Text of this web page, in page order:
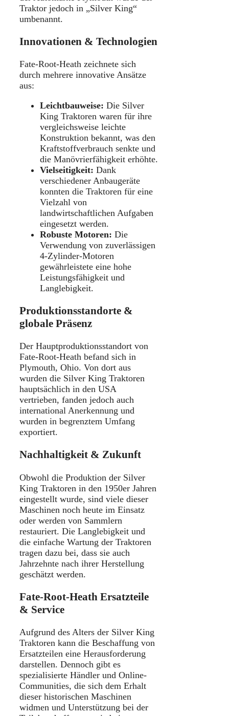
Traktor jedoch in „Silver King“
umbenannt.
Innovationen & Technologien
Fate-Root-Heath zeichnete sich
durch mehrere innovative Ansätze
aus:
Leichtbauweise: Die Silver
King Traktoren waren für ihre
vergleichsweise leichte
Konstruktion bekannt, was den
Kraftstoffverbrauch senkte und
die Manövrierfähigkeit erhöhte.
Vielseitigkeit: Dank
verschiedener Anbaugeräte
konnten die Traktoren für eine
Vielzahl von
landwirtschaftlichen Aufgaben
eingesetzt werden.
Robuste Motoren: Die
Verwendung von zuverlässigen
4-Zylinder-Motoren
gewährleistete eine hohe
Leistungsfähigkeit und
Langlebigkeit.
Produktionsstandorte &
globale Präsenz
Der Hauptproduktionsstandort von
Fate-Root-Heath befand sich in
Plymouth, Ohio. Von dort aus
wurden die Silver King Traktoren
hauptsächlich in den USA
vertrieben, fanden jedoch auch
international Anerkennung und
wurden in begrenztem Umfang
exportiert.
Nachhaltigkeit & Zukunft
Obwohl die Produktion der Silver
King Traktoren in den 1950er Jahren
eingestellt wurde, sind viele dieser
Maschinen noch heute im Einsatz
oder werden von Sammlern
restauriert. Die Langlebigkeit und
die einfache Wartung der Traktoren
tragen dazu bei, dass sie auch
Jahrzehnte nach ihrer Herstellung
geschätzt werden.
Fate-Root-Heath Ersatzteile
& Service
Aufgrund des Alters der Silver King
Traktoren kann die Beschaffung von
Ersatzteilen eine Herausforderung
darstellen. Dennoch gibt es
spezialisierte Händler und Online-
Communities, die sich dem Erhalt
dieser historischen Maschinen
widmen und Unterstützung bei der